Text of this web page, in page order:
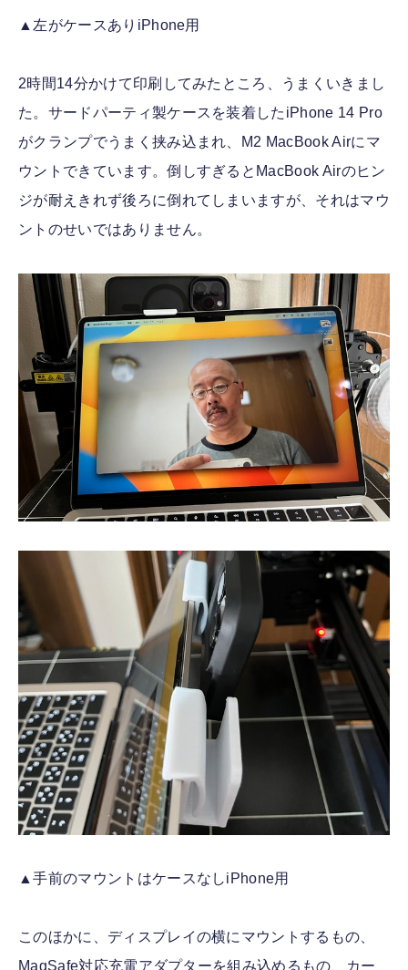
▲左がケースありiPhone用
2時間14分かけて印刷してみたところ、うまくいきまし
た。サードパーティ製ケースを装着したiPhone 14 Pro
がクランプでうまく挟み込まれ、M2 MacBook Airにマ
ウントできています。倒しすぎるとMacBook Airのヒン
ジが耐えきれず後ろに倒れてしまいますが、それはマウ
ントのせいではありません。
▲手前のマウントはケースなしiPhone用
このほかに、ディスプレイの横にマウントするもの、
MagSafe対応充電アダプターを組み込めるもの、カー